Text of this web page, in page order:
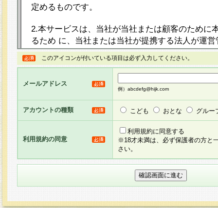
定めるものです。
2.本サービスは、当社が当社または顧客のために
るため に、当社または当社が提携する法人が運
ト（以下「本サイト」といいます。）上に本サー
ージを設け、会員がアンケー ト調査に回答する
し、その結果を当社が集計・分析その他の利用を
るものです。なお、本サービスは、それぞれの目
員に対して本サービスの依頼を行うこともあり、
た全ての会員に対して本サービスの依頼をすると
りま す。
3.当社は、会員の事前の承諾を得ることなく、当
方 法・手段にて、本規約を任意に制定、変更ま
きるものとします。改定後の本規約等は、本規約
に掲示したときに、その 他の諸規定については
てその効力を生じるものとします。
このアイコンが付いている項目は必ず入力してください。
メールアドレス
例）abcdefg@hijk.com
アカウントの種類 こども おとな グルー
利用規約の同意
利用規約に同意する
※18才未満は、必ず保護者の方と
さい。